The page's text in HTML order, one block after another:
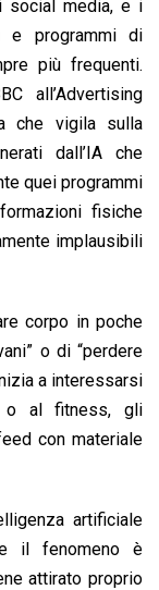
social media, e i
e programmi di
più frequenti.
all’Advertising
che vigila sulla
dall’IA che
quei programmi
fisiche
implausibili
corpo in poche
o di “perdere
a interessarsi
o al fitness, gli
con materiale
artificiale
il fenomeno è
attirato proprio